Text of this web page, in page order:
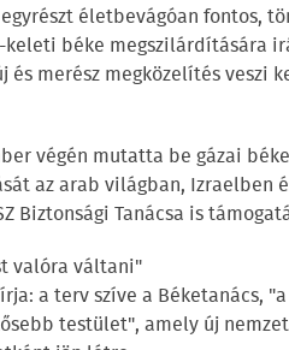
életbevágóan fontos,
keleti béke megszilárdítására
és merész megközelítés veszi
végén mutatta be gázai
az arab világban, Izraelben
Biztonsági Tanácsa is
valóra váltani"
a terv szíve a Béketanács,
testület", amely új